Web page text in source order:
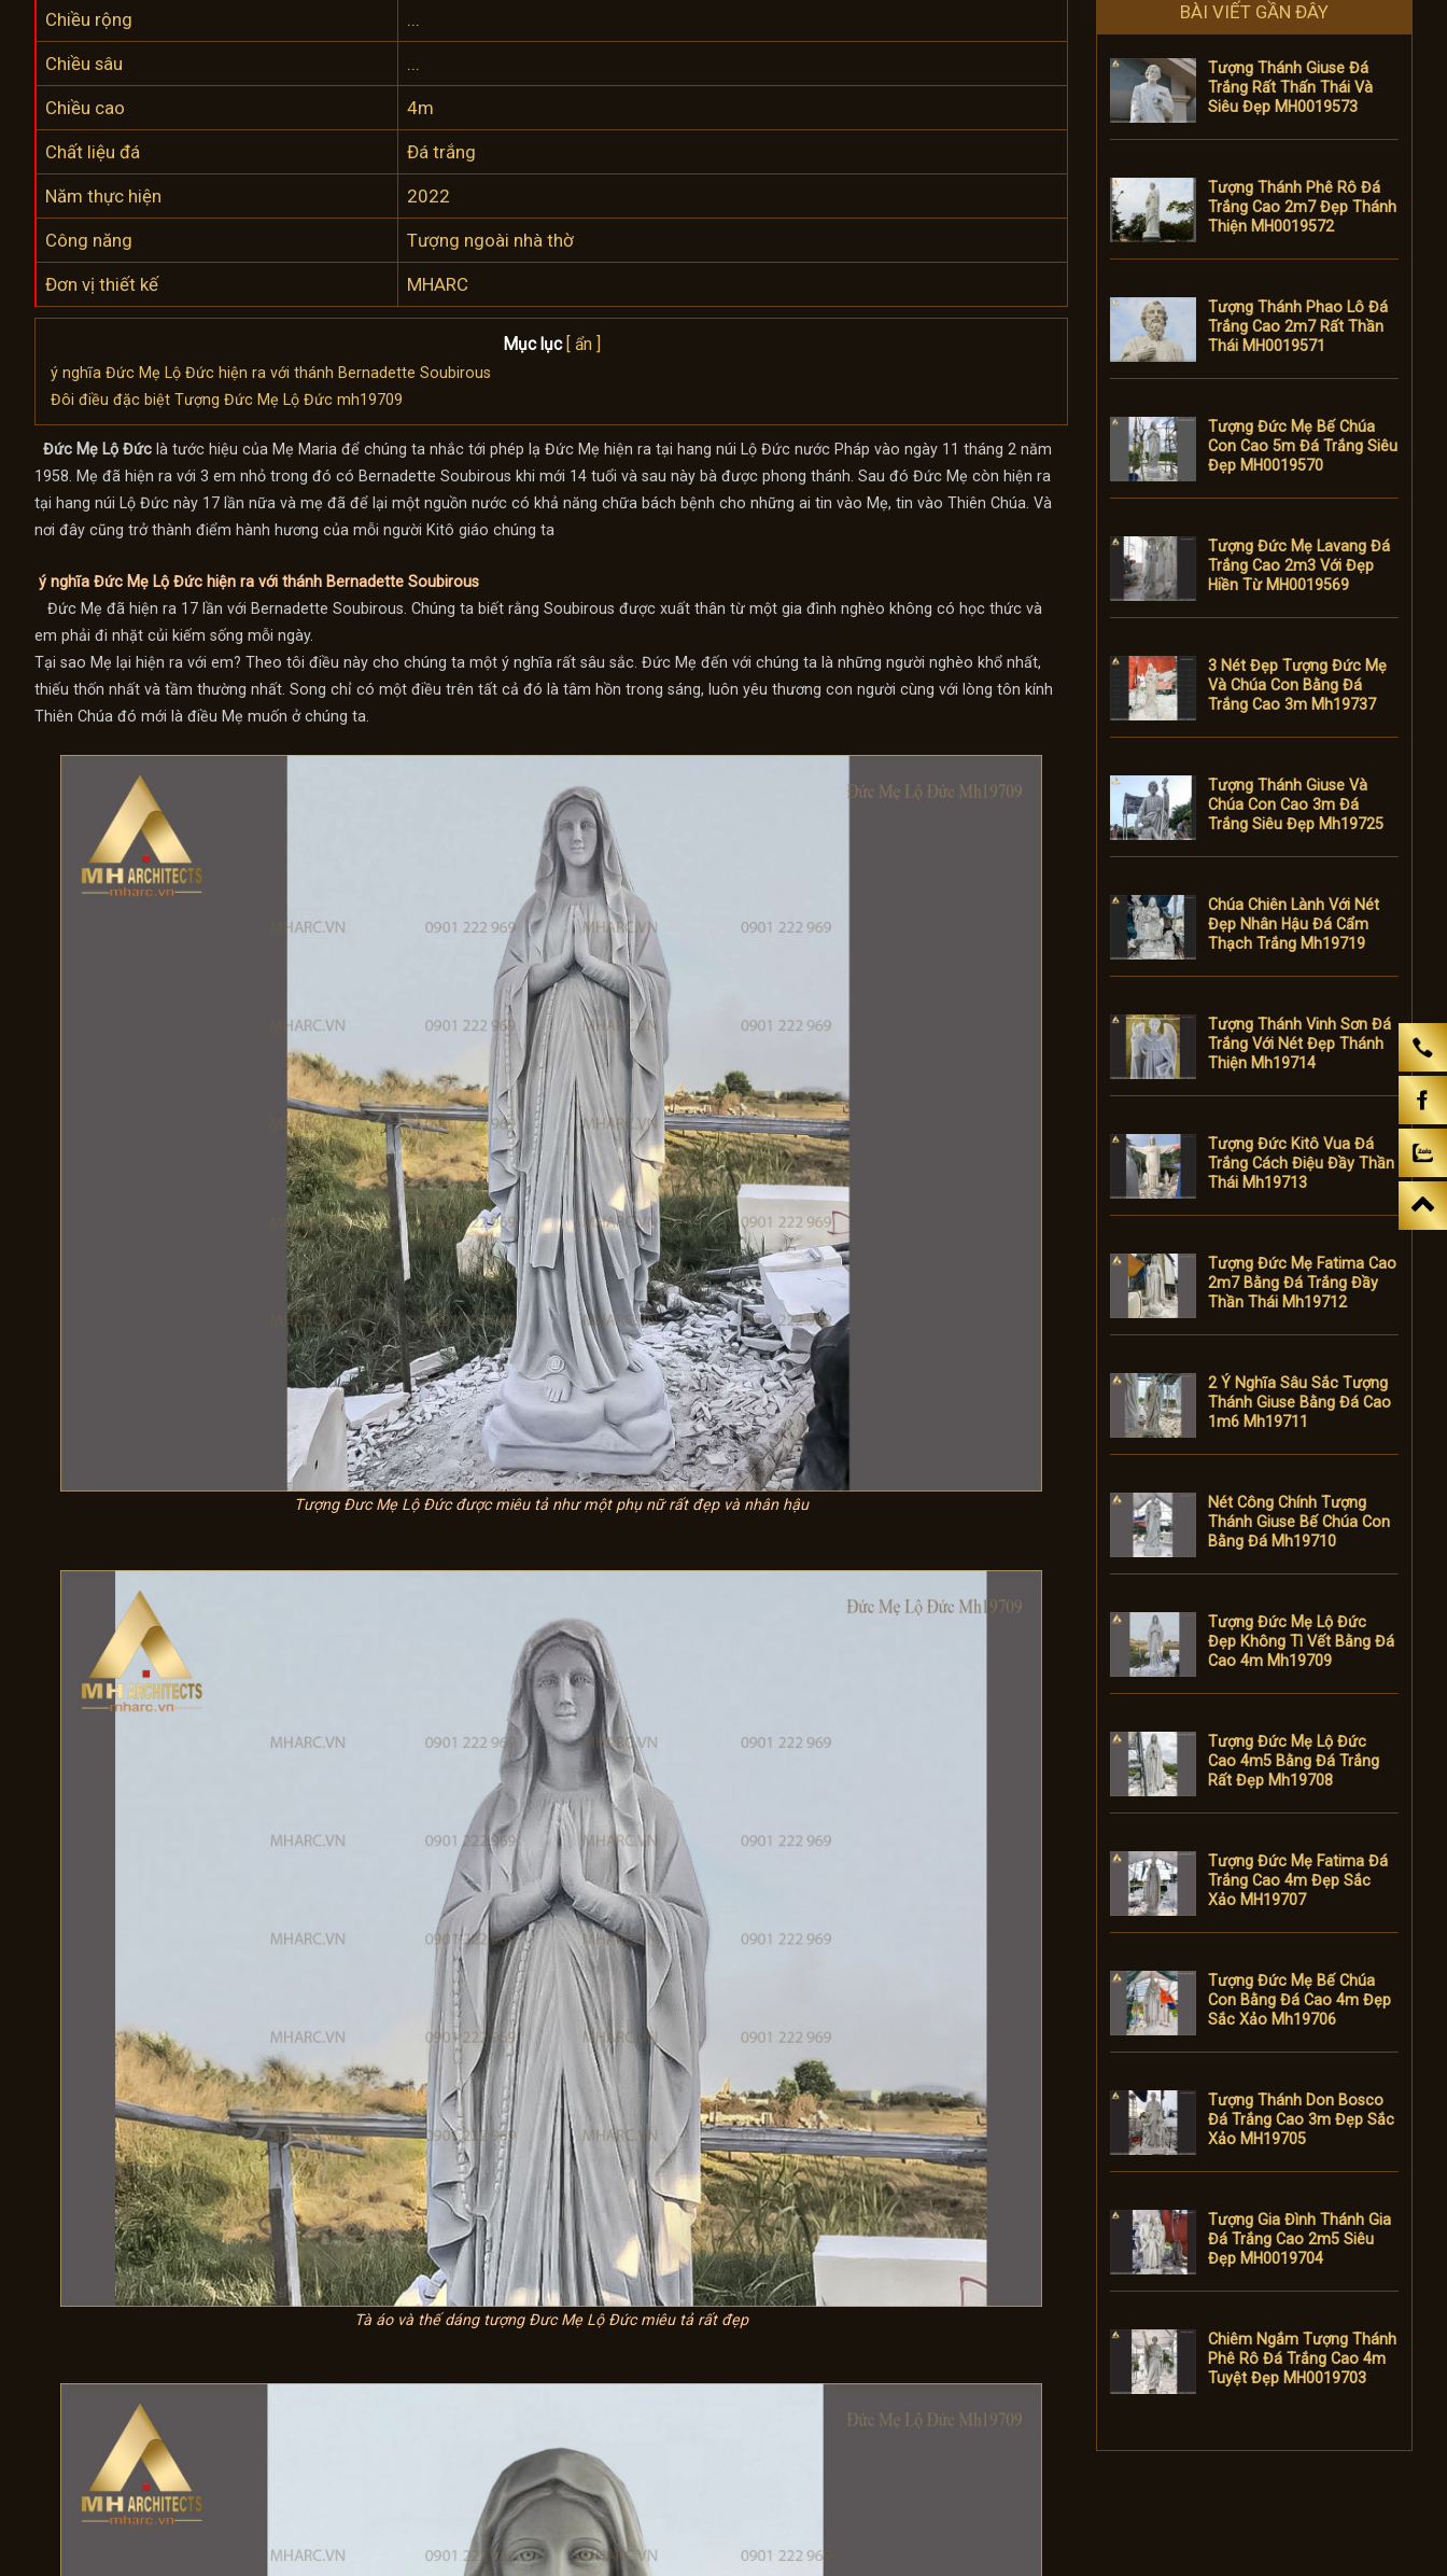
Chiều rộng ...
Chiều sâu ...
Chiều cao 4m
Chất liệu đá Đá trắng
Năm thực hiện 2022
Công năng Tượng ngoài nhà thờ
Đơn vị thiết kế MHARC
Mục lục [ ẩn ]
ý nghĩa Đức Mẹ Lộ Đức hiện ra với thánh Bernadette Soubirous
Đôi điều đặc biệt Tượng Đức Mẹ Lộ Đức mh19709
Đức Mẹ Lộ Đức là tước hiệu của Mẹ Maria để chúng ta nhắc tới phép lạ Đức Mẹ hiện ra tại hang núi Lộ Đức nước Pháp vào ngày 11 tháng 2 năm
1958. Mẹ đã hiện ra với 3 em nhỏ trong đó có Bernadette Soubirous khi mới 14 tuổi và sau này bà được phong thánh. Sau đó Đức Mẹ còn hiện ra
tại hang núi Lộ Đức này 17 lần nữa và mẹ đã để lại một nguồn nước có khả năng chữa bách bệnh cho những ai tin vào Mẹ, tin vào Thiên Chúa. Và
nơi đây cũng trở thành điểm hành hương của mỗi người Kitô giáo chúng ta
ý nghĩa Đức Mẹ Lộ Đức hiện ra với thánh Bernadette Soubirous
Đức Mẹ đã hiện ra 17 lần với Bernadette Soubirous. Chúng ta biết rằng Soubirous được xuất thân từ một gia đình nghèo không có học thức và
em phải đi nhặt củi kiếm sống mỗi ngày.
Tại sao Mẹ lại hiện ra với em? Theo tôi điều này cho chúng ta một ý nghĩa rất sâu sắc. Đức Mẹ đến với chúng ta là những người nghèo khổ nhất,
thiếu thốn nhất và tầm thường nhất. Song chỉ có một điều trên tất cả đó là tâm hồn trong sáng, luôn yêu thương con người cùng với lòng tôn kính
Thiên Chúa đó mới là điều Mẹ muốn ở chúng ta.
Tượng Đưc Mẹ Lộ Đức được miêu tả như một phụ nữ rất đẹp và nhân hậu
Tà áo và thế dáng tượng Đưc Mẹ Lộ Đức miêu tả rất đẹp
BÀI VIẾT GẦN ĐÂY
Tượng Thánh Giuse Đá
Trắng Rất Thấn Thái Và
Siêu Đẹp MH0019573
Tượng Thánh Phê Rô Đá
Trắng Cao 2m7 Đẹp Thánh
Thiện MH0019572
Tượng Thánh Phao Lô Đá
Trắng Cao 2m7 Rất Thần
Thái MH0019571
Tượng Đức Mẹ Bế Chúa
Con Cao 5m Đá Trắng Siêu
Đẹp MH0019570
Tượng Đức Mẹ Lavang Đá
Trắng Cao 2m3 Với Đẹp
Hiền Từ MH0019569
3 Nét Đẹp Tượng Đức Mẹ
Và Chúa Con Bằng Đá
Trắng Cao 3m Mh19737
Tượng Thánh Giuse Và
Chúa Con Cao 3m Đá
Trắng Siêu Đẹp Mh19725
Chúa Chiên Lành Với Nét
Đẹp Nhân Hậu Đá Cẩm
Thạch Trắng Mh19719
Tượng Thánh Vinh Sơn Đá
Trắng Với Nét Đẹp Thánh
Thiện Mh19714
Tượng Đức Kitô Vua Đá
Trắng Cách Điệu Đầy Thần
Thái Mh19713
Tượng Đức Mẹ Fatima Cao
2m7 Bằng Đá Trắng Đầy
Thần Thái Mh19712
2 Ý Nghĩa Sâu Sắc Tượng
Thánh Giuse Bằng Đá Cao
1m6 Mh19711
Nét Công Chính Tượng
Thánh Giuse Bế Chúa Con
Bằng Đá Mh19710
Tượng Đức Mẹ Lộ Đức
Đẹp Không Tì Vết Bằng Đá
Cao 4m Mh19709
Tượng Đức Mẹ Lộ Đức
Cao 4m5 Bằng Đá Trắng
Rất Đẹp Mh19708
Tượng Đức Mẹ Fatima Đá
Trắng Cao 4m Đẹp Sắc
Xảo MH19707
Tượng Đức Mẹ Bế Chúa
Con Bằng Đá Cao 4m Đẹp
Sắc Xảo Mh19706
Tượng Thánh Don Bosco
Đá Trắng Cao 3m Đẹp Sắc
Xảo MH19705
Tượng Gia Đình Thánh Gia
Đá Trắng Cao 2m5 Siêu
Đẹp MH0019704
Chiêm Ngắm Tượng Thánh
Phê Rô Đá Trắng Cao 4m
Tuyệt Đẹp MH0019703